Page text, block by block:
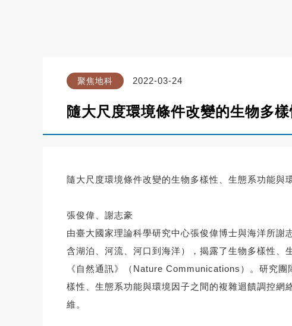
聚焦地科 2022-03-24
隨大尺度環境條件改變的生物多
隨大尺度環境條件改變的生物多樣性、生態系功能與
張俊偉、謝志豪
由臺大國家理論科學研究中心張俊偉博士與海洋所
含湖泊、河流、河口到海洋），揭露了生物多樣性、
《自然通訊》（Nature Communications）。研究
樣性、生態系功能與環境因子之間的複雜迴饋調控網
維。